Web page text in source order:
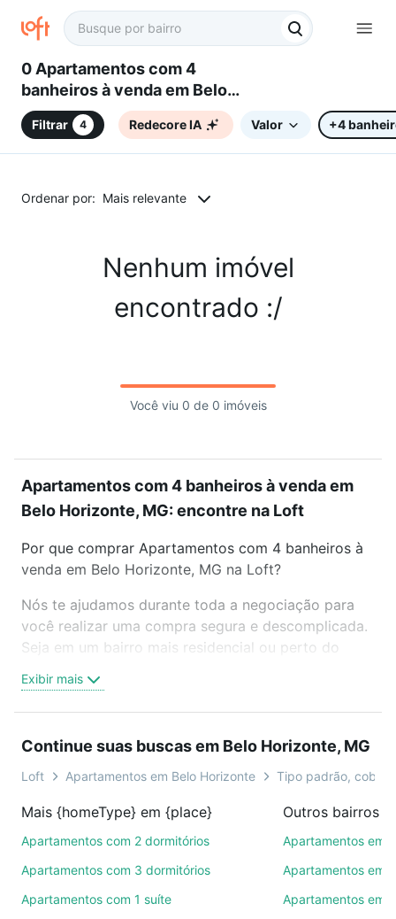
0 Apartamentos com 4
banheiros à venda em Belo
Horizonte, MG
Filtrar 4 Redecore IA Valor +4
Ordenar por: Mais relevante
Nenhum imóvel
encontrado :/
Você viu 0 de 0 imóveis
Apartamentos com 4 banheiros à venda em
Belo Horizonte, MG: encontre na Loft
Por que comprar Apartamentos com 4 banheiros à
venda em Belo Horizonte, MG na Loft?
Nós te ajudamos durante toda a negociação para
você realizar uma compra segura e descomplicada.
Seja em um bairro mais residencial ou perto do
oferta ideal de Apartamentos com 4 banheiros à
venda em Belo Horizonte, MG para conquistar seu
videochamada, é grátis, sem compromisso e você
ainda conta com mais de 46 mil corretores e
de imóveis.
Como escolher um imóvel?
ruas, bairros e até condomínios favoritos. Você
Exibir mais
Continue suas buscas em Belo Horizonte, MG
Loft Apartamentos em Belo Horizonte Tipo padrão,
Mais {homeType} em {place}
Apartamentos com 2 dormitórios
Apartamentos com 3 dormitórios
Apartamentos com 1 suíte
Apartamentos em
Apartamentos em
Apartamentos em